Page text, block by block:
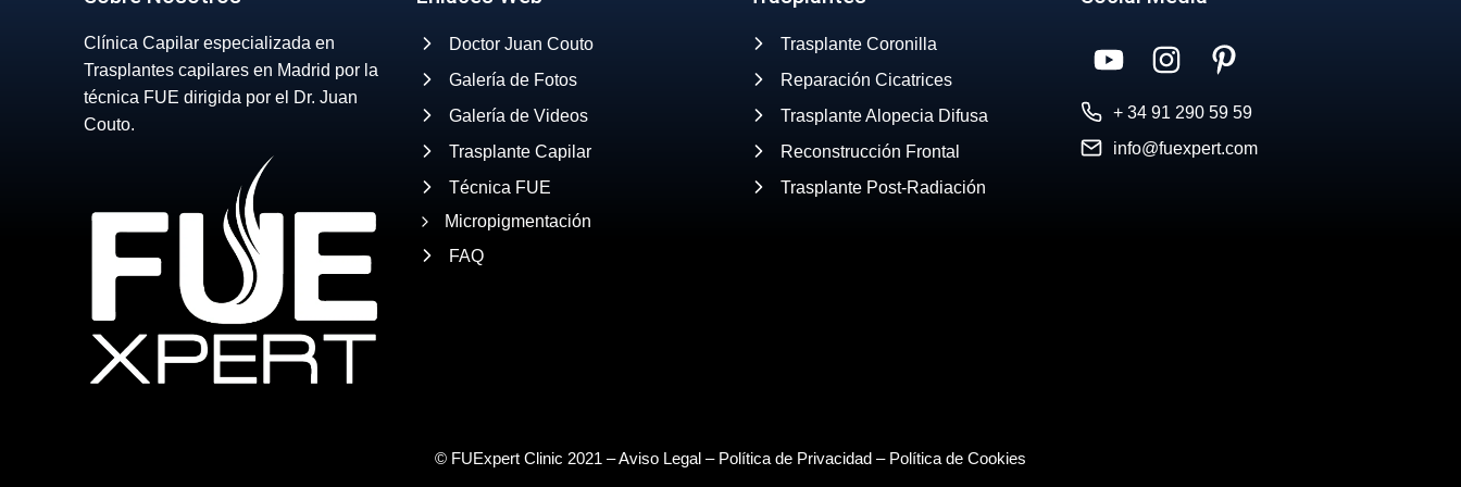
Clínica Capilar especializada en
Trasplantes capilares en Madrid por la
técnica FUE dirigida por el Dr. Juan
Couto.
Doctor Juan Couto
Galería de Fotos
Galería de Videos
Trasplante Capilar
Técnica FUE
Micropigmentación
FAQ
Trasplante Coronilla
Reparación Cicatrices
Trasplante Alopecia Difusa
Reconstrucción Frontal
Trasplante Post-Radiación
+ 34 91 290 59 59
info@fuexpert.com
© FUExpert Clinic 2021 –Aviso Legal – Política de Privacidad – Política de Cookies